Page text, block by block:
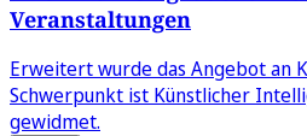
Veranstaltungen
Erweitert wurde das Angebot an
Schwerpunkt ist Künstlicher
gewidmet.